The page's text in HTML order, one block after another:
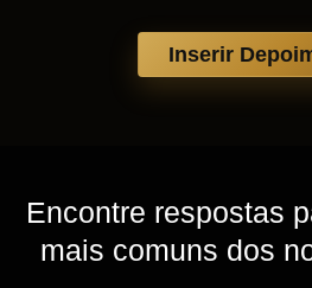
Inserir
Encontre respostas
mais comuns dos